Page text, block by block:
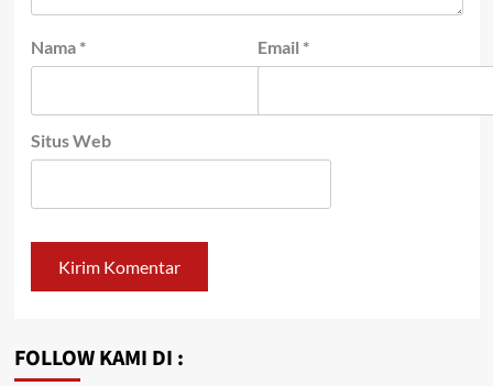
Nama * Email *
Situs Web
FOLLOW KAMI DI :